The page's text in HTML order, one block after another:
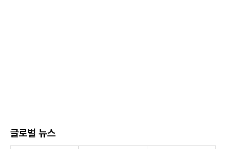
글로벌 뉴스